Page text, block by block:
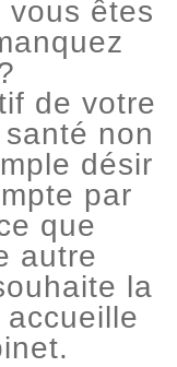
êtes
de votre
non
désir
par
que
autre
la